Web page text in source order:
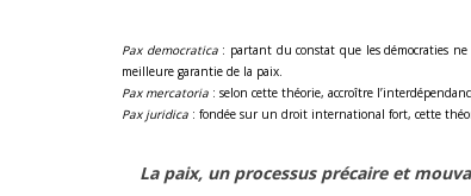
Pax democratica : partant du constat que les démocraties
meilleure garantie de la paix.
Pax mercatoria : selon cette théorie, accroître
Pax juridica : fondée sur un droit international fort, cette
La paix, un processus précaire et